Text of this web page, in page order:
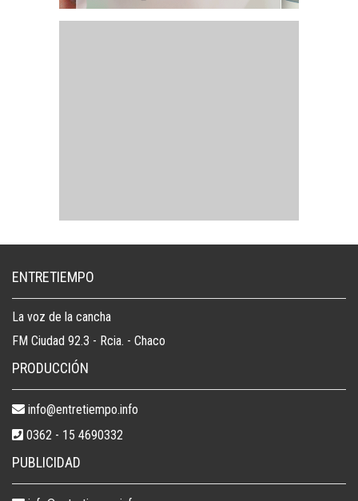
ENTRETIEMPO
La voz de la cancha
FM Ciudad 92.3 - Rcia. - Chaco
PRODUCCIÓN
info@entretiempo.info
0362 - 15 4690332
PUBLICIDAD